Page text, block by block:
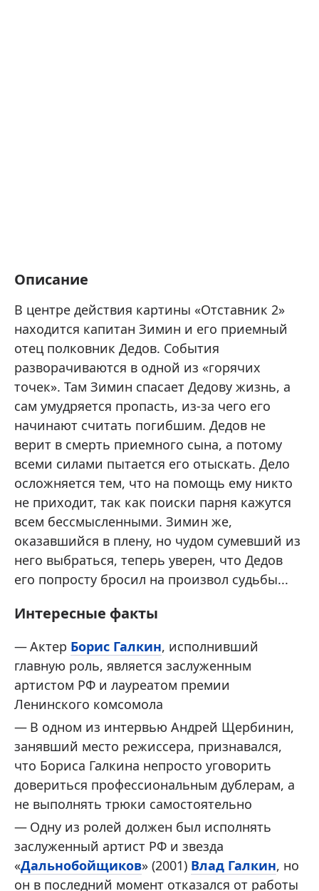
Описание
В центре действия картины «Отставник 2»
находится капитан Зимин и его приемный
отец полковник Дедов. События
разворачиваются в одной из «горячих
точек». Там Зимин спасает Дедову жизнь, а
сам умудряется пропасть, из-за чего его
начинают считать погибшим. Дедов не
верит в смерть приемного сына, а потому
всеми силами пытается его отыскать. Дело
осложняется тем, что на помощь ему никто
не приходит, так как поиски парня кажутся
всем бессмысленными. Зимин же,
оказавшийся в плену, но чудом сумевший из
него выбраться, теперь уверен, что Дедов
его попросту бросил на произвол судьбы...
Интересные факты
Актер Борис Галкин, исполнивший
главную роль, является заслуженным
артистом РФ и лауреатом премии
Ленинского комсомола
В одном из интервью Андрей Щербинин,
занявший место режиссера, признавался,
что Бориса Галкина непросто уговорить
довериться профессиональным дублерам, а
не выполнять трюки самостоятельно
Одну из ролей должен был исполнять
заслуженный артист РФ и звезда
«Дальнобойщиков» (2001) Влад Галкин, но
он в последний момент отказался от работы